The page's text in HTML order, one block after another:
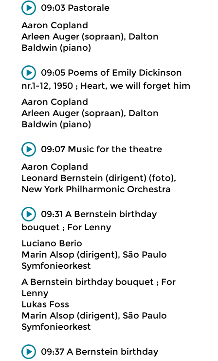
09:03 Pastorale
Aaron Copland
Arleen Auger (sopraan), Dalton
Baldwin (piano)
09:05 Poems of Emily Dickinson
nr.1-12, 1950 ; Heart, we will forget him
Aaron Copland
Arleen Auger (sopraan), Dalton
Baldwin (piano)
09:07 Music for the theatre
Aaron Copland
Leonard Bernstein (dirigent) (foto),
New York Philharmonic Orchestra
09:31 A Bernstein birthday
bouquet ; For Lenny
Luciano Berio
Marin Alsop (dirigent), São Paulo
Symfonieorkest
A Bernstein birthday bouquet ; For
Lenny
Lukas Foss
Marin Alsop (dirigent), São Paulo
Symfonieorkest
09:37 A Bernstein birthday